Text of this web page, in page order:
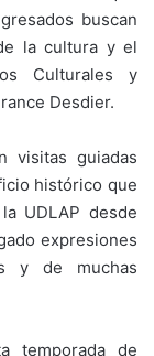
buscan
la cultura y el
Culturales y
Desdier.
visitas guiadas
histórico que
UDLAP desde
expresiones
y de muchas
temporada de